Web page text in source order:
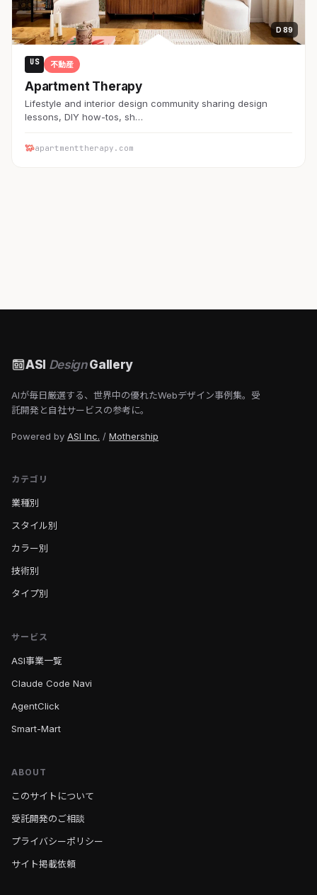
D 89
US 不動産
Apartment Therapy
Lifestyle and interior design community sharing design
lessons, DIY how-tos, sh…
apartmenttherapy.com
ASI DesignGallery
AIが毎日厳選する、世界中の優れたWebデザイン事例集。受
託開発と自社サービスの参考に。
Powered by ASI Inc. / Mothership
カテゴリ
業種別
スタイル別
カラー別
技術別
タイプ別
サービス
ASI事業一覧
Claude Code Navi
AgentClick
Smart-Mart
ABOUT
このサイトについて
受託開発のご相談
プライバシーポリシー
サイト掲載依頼